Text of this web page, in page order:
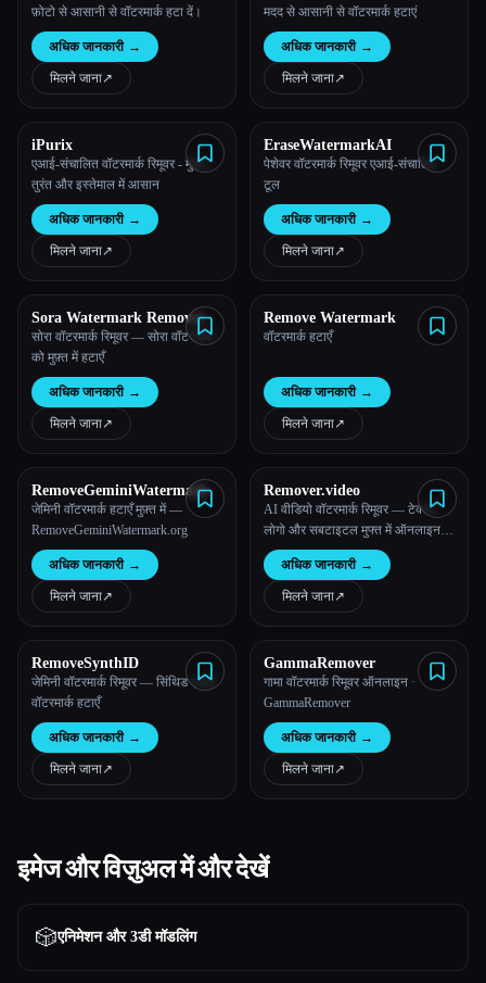
Esc
फ़ोटो से आसानी से वॉटरमार्क हटा दें।
अधिक जानकारी →
मिलने जाना↗︎
मदद से आसानी से वॉटरमार्क हटाएं
अधिक जानकारी →
मिलने जाना↗︎
iPurix
एआई-संचालित वॉटरमार्क रिमूवर - मुफ़्त,
तुरंत और इस्तेमाल में आसान
अधिक जानकारी →
मिलने जाना↗︎
EraseWatermarkAI
पेशेवर वॉटरमार्क रिमूवर एआई-संचालित
टूल
अधिक जानकारी →
मिलने जाना↗︎
Sora Watermark Remover
सोरा वॉटरमार्क रिमूवर — सोरा वॉटरमार्क
को मुफ़्त में हटाएँ
अधिक जानकारी →
मिलने जाना↗︎
Remove Watermark
वॉटरमार्क हटाएँ
अधिक जानकारी →
मिलने जाना↗︎
RemoveGeminiWatermark
जेमिनी वॉटरमार्क हटाएँ मुफ़्त में —
RemoveGeminiWatermark.org
अधिक जानकारी →
मिलने जाना↗︎
Remover.video
AI वीडियो वॉटरमार्क रिमूवर — टेक्स्ट,
लोगो और सबटाइटल मुफ्त में ऑनलाइन
हटाएँ
अधिक जानकारी →
मिलने जाना↗︎
RemoveSynthID
जेमिनी वॉटरमार्क रिमूवर — सिंथिड एआई
वॉटरमार्क हटाएँ
अधिक जानकारी →
मिलने जाना↗︎
GammaRemover
गामा वॉटरमार्क रिमूवर ऑनलाइन ·
GammaRemover
अधिक जानकारी →
मिलने जाना↗︎
इमेज और विज़ुअल में और देखें
🎲एनिमेशन और 3डी मॉडलिंग